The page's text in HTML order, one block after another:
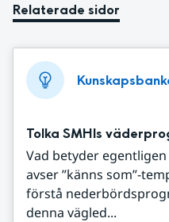
Relaterade sidor
Tolka SMHIs
Vad betyder
avser ”känns som”-
förstå
denna vägled...